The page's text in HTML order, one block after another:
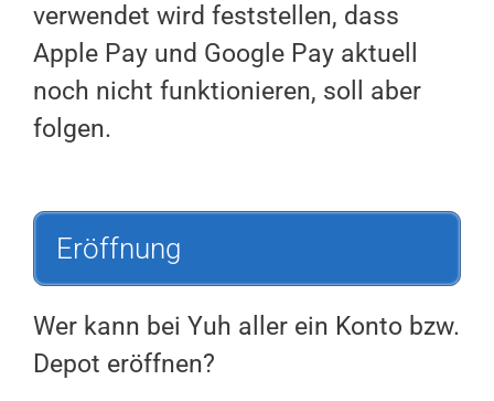
verwendet wird feststellen, dass
Apple Pay und Google Pay aktuell
noch nicht funktionieren, soll aber
folgen.
Eröffnung
Wer kann bei Yuh aller ein Konto bzw.
Depot eröffnen?